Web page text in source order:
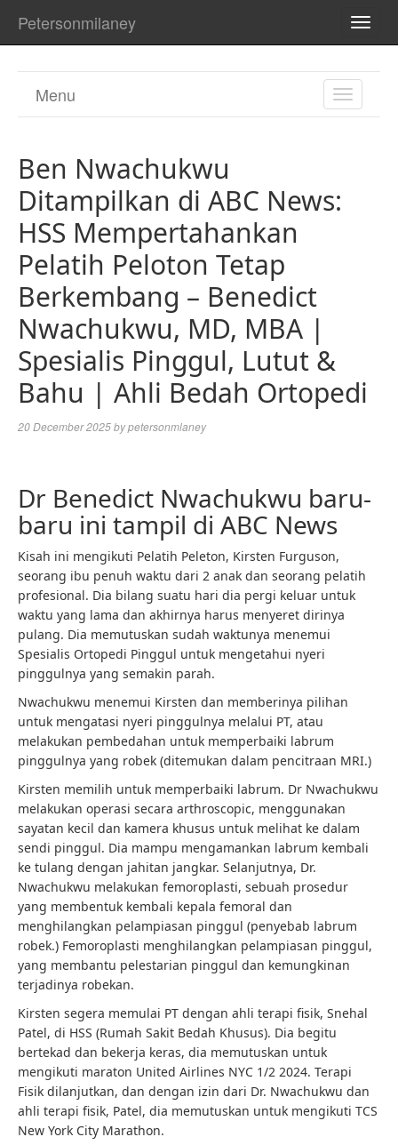
Petersonmilaney
TOGGLE
Menu
Ben Nwachukwu
Ditampilkan di ABC News:
HSS Mempertahankan
Pelatih Peloton Tetap
Berkembang – Benedict
Nwachukwu, MD, MBA |
Spesialis Pinggul, Lutut &
Bahu | Ahli Bedah Ortopedi
20 December 2025bypetersonmlaney
Dr Benedict Nwachukwu baru-
baru ini tampil di ABC News
Kisah ini mengikuti Pelatih Peleton, Kirsten Furguson,
seorang ibu penuh waktu dari 2 anak dan seorang pelatih
profesional. Dia bilang suatu hari dia pergi keluar untuk
waktu yang lama dan akhirnya harus menyeret dirinya
pulang. Dia memutuskan sudah waktunya menemui
Spesialis Ortopedi Pinggul untuk mengetahui nyeri
pinggulnya yang semakin parah.
Nwachukwu menemui Kirsten dan memberinya pilihan
untuk mengatasi nyeri pinggulnya melalui PT, atau
melakukan pembedahan untuk memperbaiki labrum
pinggulnya yang robek (ditemukan dalam pencitraan MRI.)
Kirsten memilih untuk memperbaiki labrum. Dr Nwachukwu
melakukan operasi secara arthroscopic, menggunakan
sayatan kecil dan kamera khusus untuk melihat ke dalam
sendi pinggul. Dia mampu mengamankan labrum kembali
ke tulang dengan jahitan jangkar. Selanjutnya, Dr.
Nwachukwu melakukan femoroplasti, sebuah prosedur
yang membentuk kembali kepala femoral dan
menghilangkan pelampiasan pinggul (penyebab labrum
robek.) Femoroplasti menghilangkan pelampiasan pinggul,
yang membantu pelestarian pinggul dan kemungkinan
terjadinya robekan.
Kirsten segera memulai PT dengan ahli terapi fisik, Snehal
Patel, di HSS (Rumah Sakit Bedah Khusus). Dia begitu
bertekad dan bekerja keras, dia memutuskan untuk
mengikuti maraton United Airlines NYC 1/2 2024. Terapi
Fisik dilanjutkan, dan dengan izin dari Dr. Nwachukwu dan
ahli terapi fisik, Patel, dia memutuskan untuk mengikuti TCS
New York City Marathon.